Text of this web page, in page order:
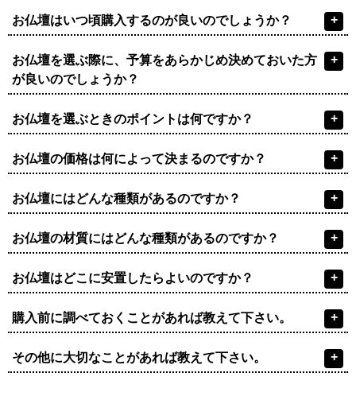
お仏壇はいつ頃購入するのが良いのでしょうか？ +
お仏壇を選ぶ際に、予算をあらかじめ決めておいた方
が良いのでしょうか？
+
お仏壇を選ぶときのポイントは何ですか？ +
お仏壇の価格は何によって決まるのですか？ +
お仏壇にはどんな種類があるのですか？ +
お仏壇の材質にはどんな種類があるのですか？ +
お仏壇はどこに安置したらよいのですか？ +
購入前に調べておくことがあれば教えて下さい。 +
その他に大切なことがあれば教えて下さい。 +